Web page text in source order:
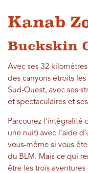
Kanab
Buckskin
Avec ses 32
des canyons étroits
Sud-Ouest, avec ses
et spectaculaires et
Parcourez l'intégralité
une nuit) avec l'aide
vous-même si vous
du BLM. Mais ce qui
être les trois